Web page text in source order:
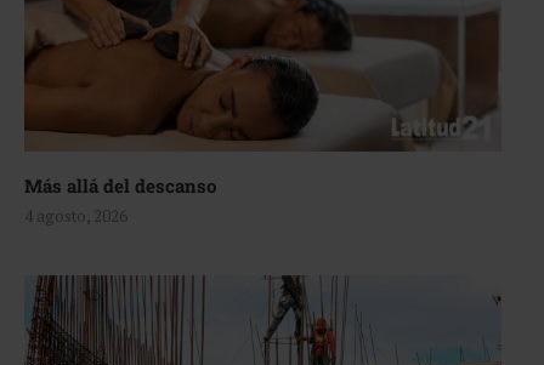
Más allá del descanso
4 agosto, 2026